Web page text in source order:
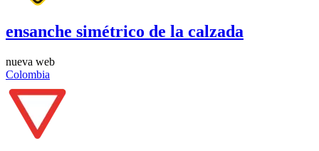
ensanche simétrico de la calzada
nueva web
Colombia